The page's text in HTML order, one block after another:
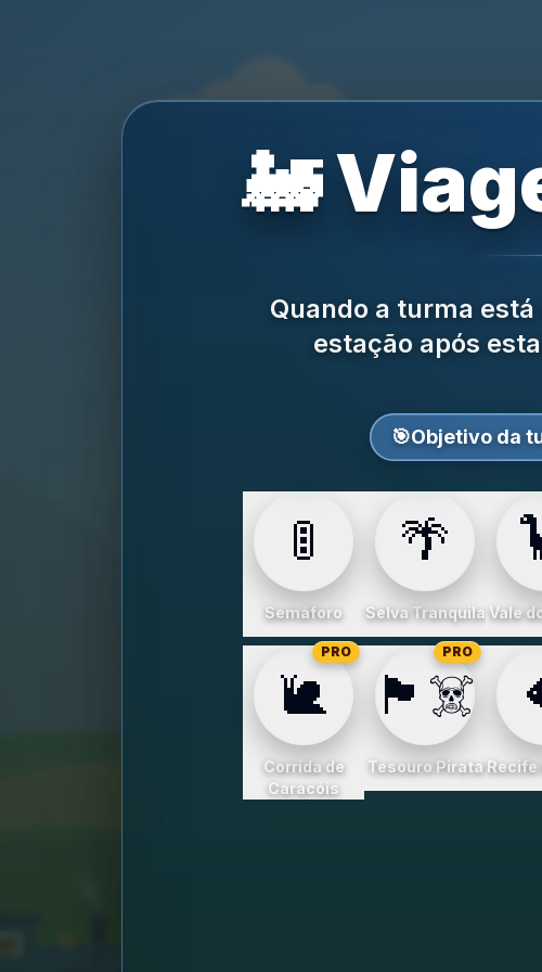
🚂
Quando a turma
estação após
🎯Objetivo da
🚦
Semáforo
🌴
Selva Tranquila Vale
🐌
PRO
Corrida de
Caracóis
🏴‍☠️
PRO
Tesouro Pirata Recife